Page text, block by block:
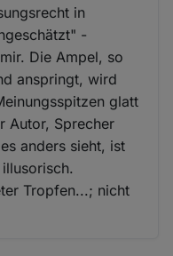
in
-
Die Ampel, so
anspringt, wird
glatt
Autor, Sprecher
anders sieht, ist
Tropfen...; nicht